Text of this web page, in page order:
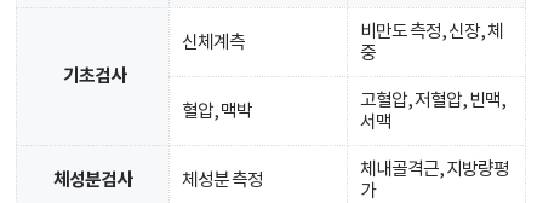
기초검사
신체계측
비만도 측정, 신장, 체
중
혈압, 맥박
고혈압, 저혈압, 빈맥,
서맥
체성분검사 체성분 측정
체내골격근, 지방량평
가